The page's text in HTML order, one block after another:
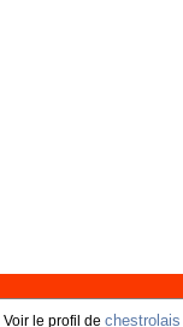
Voir le profil de chestrolais